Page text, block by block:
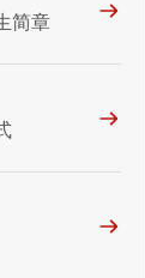
简章